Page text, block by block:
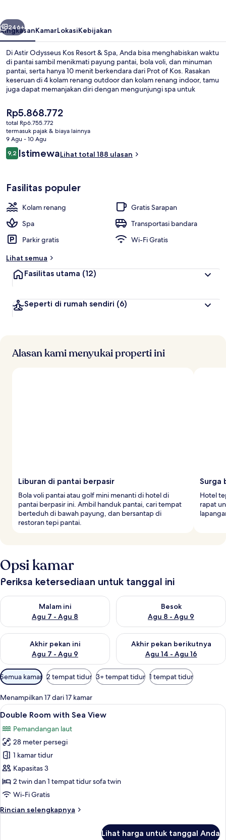
Spa
Berikutnya
246+
RingkasanKamarLokasiKebijakan
Di Astir Odysseus Kos Resort & Spa, Anda bisa menghabiskan waktu
di pantai sambil menikmati payung pantai, bola voli, dan minuman
pantai, serta hanya 10 menit berkendara dari Prot of Kos. Rasakan
keseruan di 4 kolam renang outdoor dan kolam renang indoor, tamu
juga dapat memanjakan diri dengan mengunjungi spa untuk
merupakan salah satu 3 restoran yang menyajikan masakan
internasional serta buka untuk sarapan, makan siang, dan makan
malam. Keunggulan lain di hotel mewah ini meliputi klub anak gratis,
bar tepi kolam renang, dan pusat kebugaran.
Harga
saat
ini
Rp5.868.772
Rp5.868.772
total Rp6.755.772
termasuk pajak & biaya lainnya
9 Agu - 10 Agu
Ulasan
9,29,2 dari 10
IstimewaLihat total 188 ulasan
Fasilitas populer
Kolam renang
Gratis Sarapan
Spa
Transportasi bandara
Parkir gratis
Wi-Fi Gratis
Lihat semua
Fasilitas utama (12)
Seperti di rumah sendiri (6)
Alasan kami menyukai properti ini
Liburan di pantai berpasir
Bola voli pantai atau golf mini menanti di hotel di
pantai berpasir ini. Ambil handuk pantai, cari tempat
berteduh di bawah payung, dan bersantap di
restoran tepi pantai.
Surga
Hotel
rapat
Opsi kamar
Periksa ketersediaan untuk tanggal ini
Malam ini
Agu 7 - Agu 8
Periksa ketersediaan untuk malam ini Agu 7 - Agu 8
Besok
Agu 8 - Agu 9
Periksa ketersediaan untuk
Akhir pekan ini
Agu 7 - Agu 9
Periksa ketersediaan untuk akhir pekan ini Agu 7 - Agu 9
Akhir pekan berikutnya
Agu 14 - Agu 16
Periksa ketersediaan untuk
Filter
tersedia
untuk
kamar
Semua kamar 2 tempat tidur 3+ tempat tidur 1 tempat tidur
Menampilkan 17 dari 17 kamar
Lihat
semua
foto
untuk
Double
Room
with
Sea
Double Room with Sea View |
18
Double Room with Sea View
Pemandangan laut
28 meter persegi
1 kamar tidur
Kapasitas 3
2 twin dan 1 tempat tidur sofa twin
Wi-Fi Gratis
Rincian selengkapnya
Rincian
Lihat harga untuk tanggal Anda